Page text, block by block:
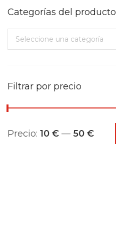
Categorías del producto
Seleccione una categoría
Filtrar por precio
Precio: 10 € — 50 €